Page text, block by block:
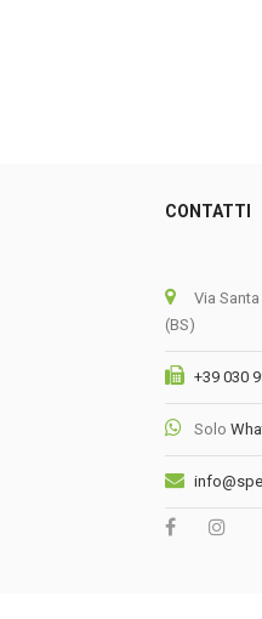
CONTATTI
Via
(BS)
+39 030
Solo